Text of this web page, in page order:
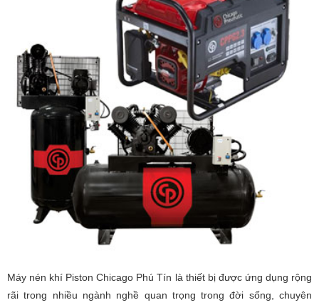
Máy nén khí Piston Chicago Phú Tín là thiết bị được ứng dụng rộng
rãi trong nhiều ngành nghề quan trọng trong đời sống, chuyên